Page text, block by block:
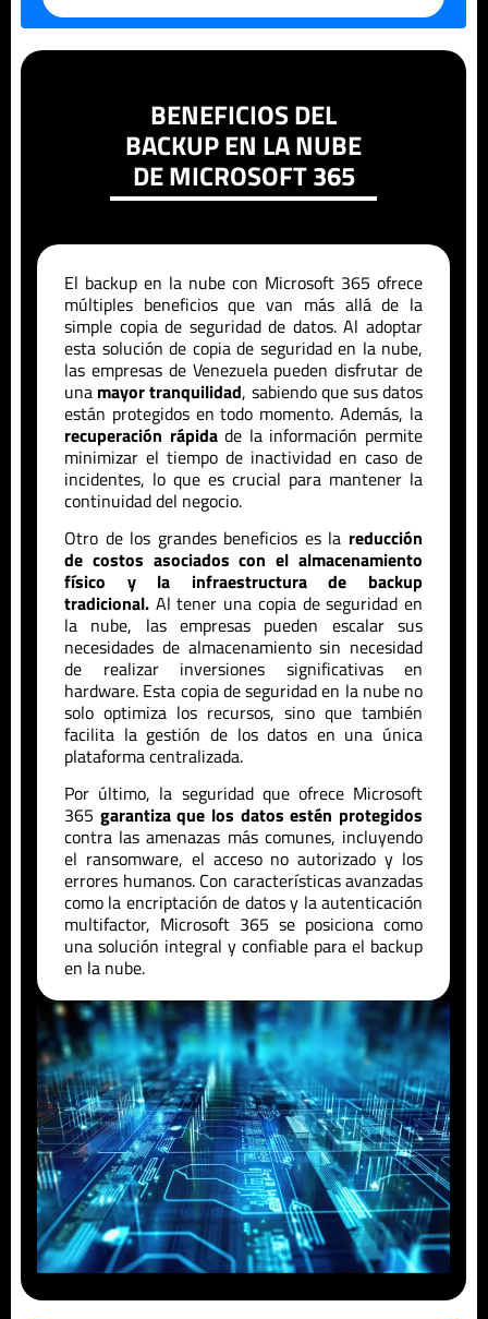
BENEFICIOS DEL
BACKUP EN LA NUBE
DE MICROSOFT 365
El backup en la nube con Microsoft 365 ofrece
múltiples beneficios que van más allá de la
simple copia de seguridad de datos. Al adoptar
esta solución de copia de seguridad en la nube,
las empresas de Venezuelapueden disfrutar de
una mayor tranquilidad, sabiendo que sus datos
están protegidos en todo momento. Además, la
recuperación rápidade la información permite
minimizar el tiempo de inactividad en caso de
incidentes, lo que es crucial para mantener la
continuidad del negocio.
Otro de los grandes beneficios es la reducción
de costos asociados con el almacenamiento
físico y la infraestructura de backup
tradicional. Al tener una copia de seguridad en
la nube, las empresas pueden escalar sus
necesidades de almacenamiento sin necesidad
de realizar inversiones significativas en
hardware. Esta copia de seguridad en la nube no
solo optimiza los recursos, sino que también
facilita la gestión de los datos en una única
plataforma centralizada.
Por último, la seguridad que ofrece Microsoft
365 garantiza que los datos estén protegidos
contra las amenazas más comunes, incluyendo
el ransomware, el acceso no autorizado y los
errores humanos. Con características avanzadas
como la encriptación de datos y la autenticación
multifactor, Microsoft 365 se posiciona como
una solución integral y confiable para el backup
en la nube.